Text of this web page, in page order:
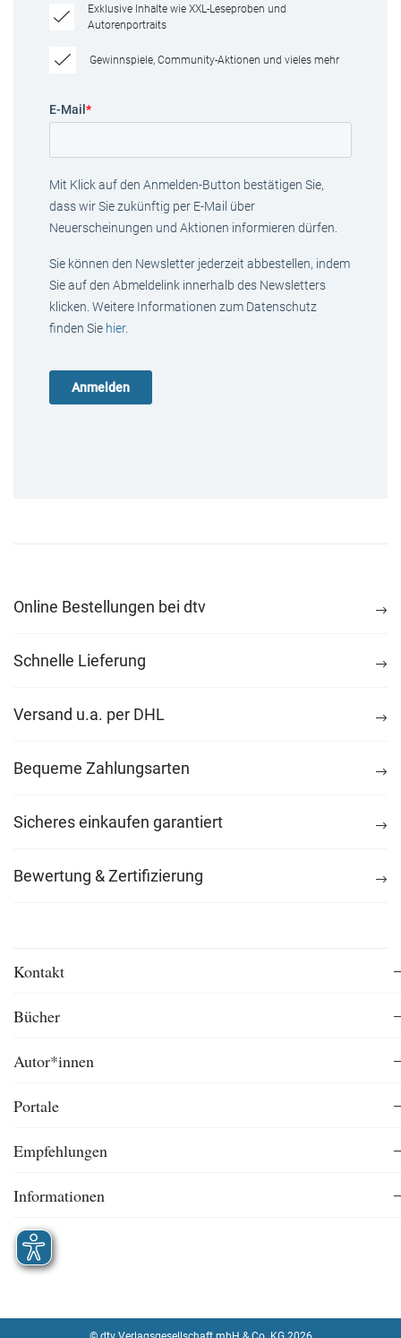
Exklusive Inhalte wie XXL-Leseproben und
Autorenportraits
Gewinnspiele, Community-Aktionen und vieles mehr
E-Mail *
Mit Klick auf den Anmelden-Button bestätigen Sie,
dass wir Sie zukünftig per E-Mail über
Neuerscheinungen und Aktionen informieren dürfen.
Sie können den Newsletter jederzeit abbestellen, indem
Sie auf den Abmeldelink innerhalb des Newsletters
klicken. Weitere Informationen zum Datenschutz
finden Sie hier.
Online Bestellungen bei dtv
Schnelle Lieferung
Versand u.a. per DHL
Bequeme Zahlungsarten
Sicheres einkaufen garantiert
Bewertung & Zertifizierung
Kontakt
Bücher
Autor*innen
Portale
Empfehlungen
Informationen